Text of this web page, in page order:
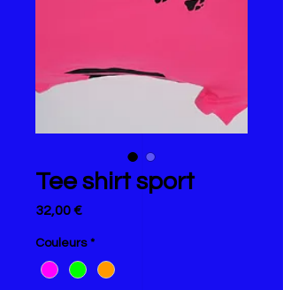
Tee shirt sport
32,00 €Prix
Couleurs *